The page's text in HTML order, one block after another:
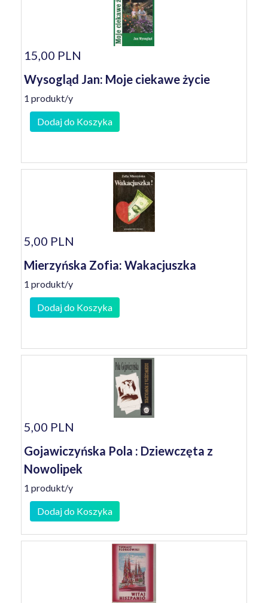
15,00 PLN
Wysogląd Jan: Moje ciekawe życie
1 produkt/y
Dodaj do Koszyka
5,00 PLN
Mierzyńska Zofia: Wakacjuszka
1 produkt/y
Dodaj do Koszyka
5,00 PLN
Gojawiczyńska Pola : Dziewczęta z
Nowolipek
1 produkt/y
Dodaj do Koszyka